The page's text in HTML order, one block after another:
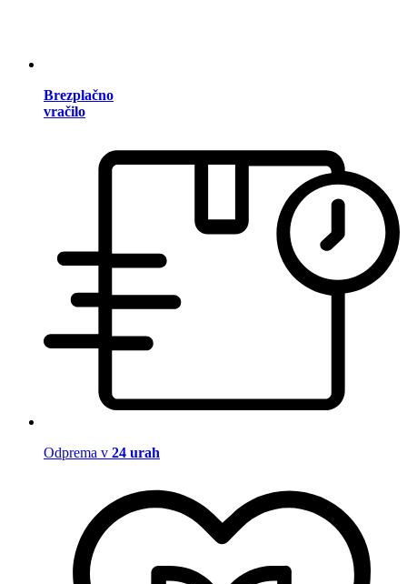
Brezplačno
vračilo
Odprema v 24 urah